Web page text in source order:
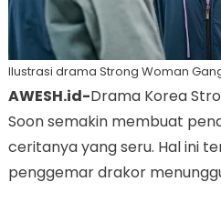
Ilustrasi drama Strong Woman
AWESH.id-Drama Korea
Soon semakin membuat
ceritanya yang seru. Hal ini
penggemar drakor